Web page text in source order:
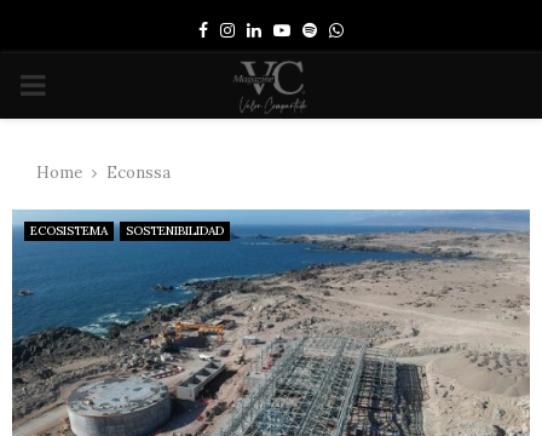
Facebook
Instagram
LinkedinYoutube
SpotifyWhatsapp
PRIMARY
Home Econssa
ECOSISTEMA SOSTENIBILIDAD